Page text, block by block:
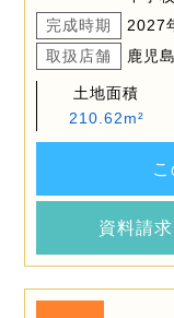
完成時期
2027
取扱店舗
鹿児
土地面積
210.62m²
資料請